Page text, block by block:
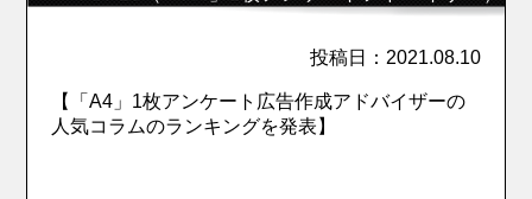
投稿日：2021.08.10
【「A4」1枚アンケート広告作成アドバイザーの
人気コラムのランキングを発表】